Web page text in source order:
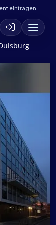
eintragen